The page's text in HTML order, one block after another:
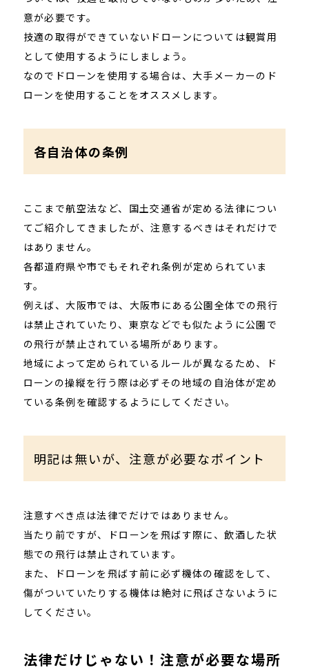
意が必要です。
技適の取得ができていないドローンについては観賞用
として使用するようにしましょう。
なのでドローンを使用する場合は、大手メーカーのド
ローンを使用することをオススメします。
各自治体の条例
ここまで航空法など、国土交通省が定める法律につい
てご紹介してきましたが、注意するべきはそれだけで
はありません。
各都道府県や市でもそれぞれ条例が定められていま
す。
例えば、大阪市では、大阪市にある公園全体での飛行
は禁止されていたり、東京などでも似たように公園で
の飛行が禁止されている場所があります。
地域によって定められているルールが異なるため、ド
ローンの操縦を行う際は必ずその地域の自治体が定め
ている条例を確認するようにしてください。
明記は無いが、注意が必要なポイント
注意すべき点は法律でだけではありません。
当たり前ですが、ドローンを飛ばす際に、飲酒した状
態での飛行は禁止されています。
また、ドローンを飛ばす前に必ず機体の確認をして、
傷がついていたりする機体は絶対に飛ばさないように
してください。
法律だけじゃない！注意が必要な場所